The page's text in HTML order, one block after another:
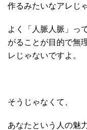
作るみたいなアレじ
よく「人脈人脈」っ
がることが目的で無
レじゃないですよ。
そうじゃなくて、
あなたという人の魅